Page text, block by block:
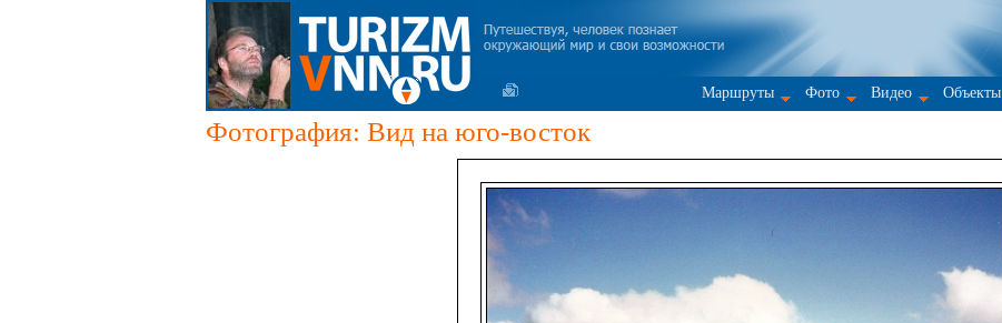
Маршруты Фото Видео Объекты
Фотография: Вид на юго-восток